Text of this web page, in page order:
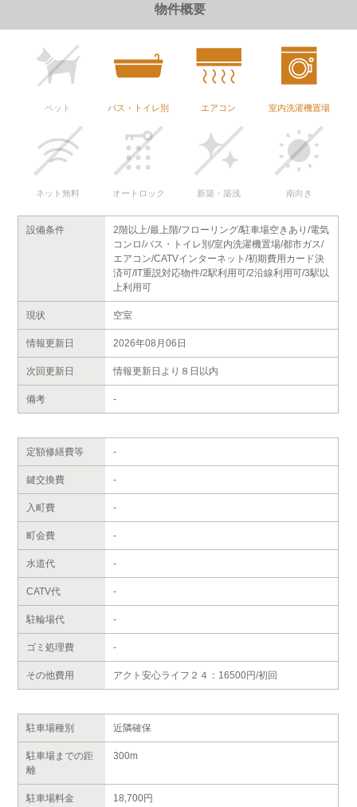
物件概要
ペット バス・トイレ別 エアコン 室内洗濯機置場
ネット無料 オートロック 新築・築浅 南向き
設備条件
2階以上/最上階/フローリング/駐車場空きあり/電気
コンロ/バス・トイレ別/室内洗濯機置場/都市ガス/
エアコン/CATVインターネット/初期費用カード決
済可/IT重説対応物件/2駅利用可/2沿線利用可/3駅以
上利用可
現状 空室
情報更新日 2026年08月06日
次回更新日 情報更新日より８日以内
備考 -
定額修繕費等 -
鍵交換費 -
入町費 -
町会費 -
水道代 -
CATV代 -
駐輪場代 -
ゴミ処理費 -
その他費用 アクト安心ライフ２４：16500円/初回
駐車場種別 近隣確保
駐車場までの距
離
300m
駐車場料金 18,700円